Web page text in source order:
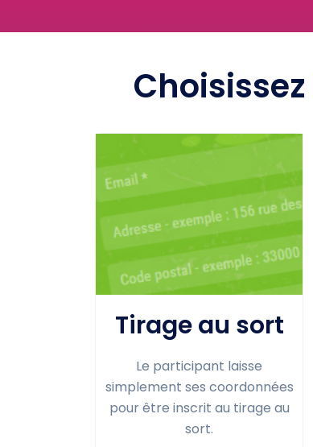
Tirage au sort
Le participant laisse
simplement ses coordonnées
pour être inscrit au tirage au
sort.